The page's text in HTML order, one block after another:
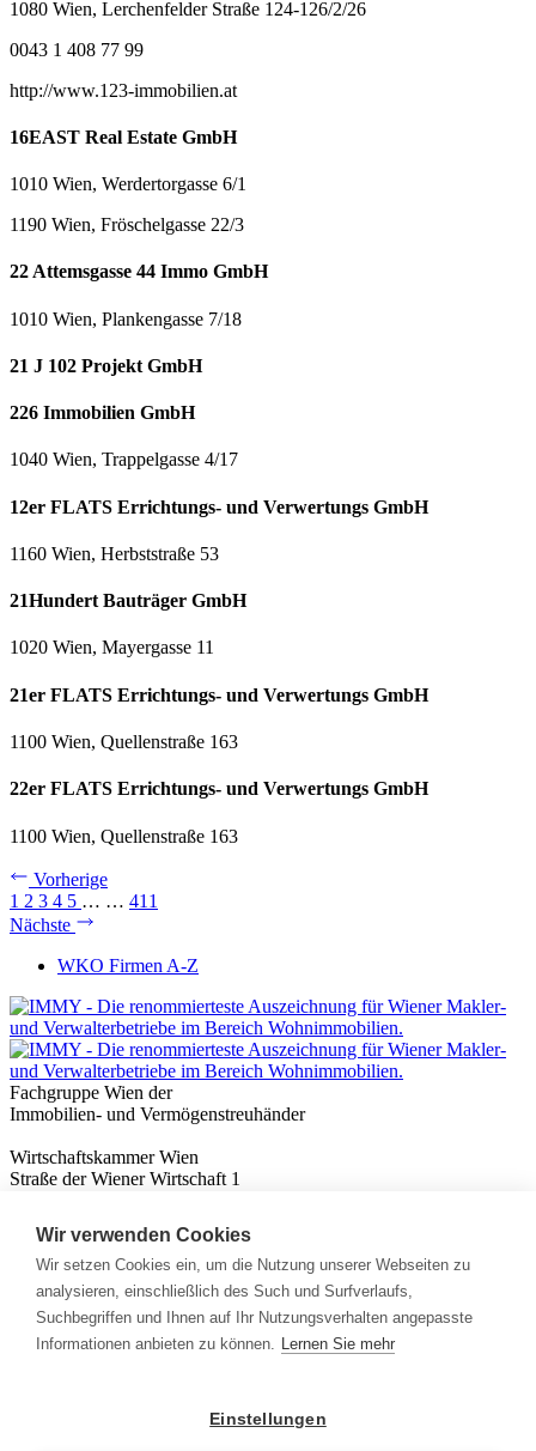
1080 Wien, Lerchenfelder Straße 124-126/2/26
0043 1 408 77 99
http://www.123-immobilien.at
16EAST Real Estate GmbH
1010 Wien, Werdertorgasse 6/1
1190 Wien, Fröschelgasse 22/3
22 Attemsgasse 44 Immo GmbH
1010 Wien, Plankengasse 7/18
21 J 102 Projekt GmbH
226 Immobilien GmbH
1040 Wien, Trappelgasse 4/17
12er FLATS Errichtungs- und Verwertungs GmbH
1160 Wien, Herbststraße 53
21Hundert Bauträger GmbH
1020 Wien, Mayergasse 11
21er FLATS Errichtungs- und Verwertungs GmbH
1100 Wien, Quellenstraße 163
22er FLATS Errichtungs- und Verwertungs GmbH
1100 Wien, Quellenstraße 163
Vorherige
1 2 3 4 5 … … 411
Nächste
WKO Firmen A-Z
Fachgruppe Wien der
Immobilien- und Vermögenstreuhänder
Wirtschaftskammer Wien
Straße der Wiener Wirtschaft 1
Nützliches
Immobilienwissen
Formulare & Rechner
Expert:innen
Info
Wir verwenden Cookies
Wir setzen Cookies ein, um die Nutzung unserer Webseiten zu
analysieren, einschließlich des Such und Surfverlaufs,
Suchbegriffen und Ihnen auf Ihr Nutzungsverhalten angepasste
Informationen anbieten zu können. Lernen Sie mehr
Einstellungen